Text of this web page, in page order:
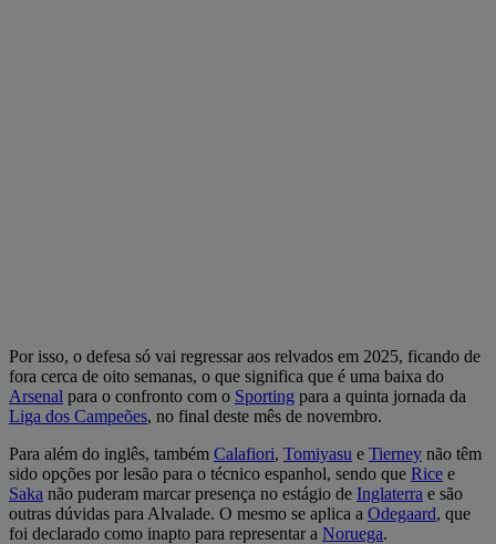
Por isso, o defesa só vai regressar aos relvados em 2025, ficando de
fora cerca de oito semanas, o que significa que é uma baixa do
Arsenal para o confronto com o Sporting para a quinta jornada da
Liga dos Campeões, no final deste mês de novembro.
Para além do inglês, também Calafiori, Tomiyasu e Tierney não têm
sido opções por lesão para o técnico espanhol, sendo que Rice e
Saka não puderam marcar presença no estágio de Inglaterra e são
outras dúvidas para Alvalade. O mesmo se aplica a Odegaard, que
foi declarado como inapto para representar a Noruega.